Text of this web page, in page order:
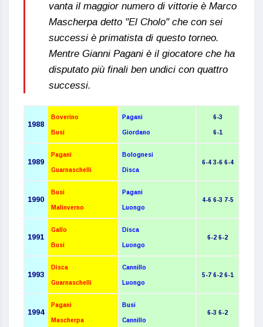
vanta il maggior numero di vittorie è Marco
Mascherpa detto "El Cholo" che con sei
successi è primatista di questo torneo.
Mentre Gianni Pagani è il giocatore che ha
disputato più finali ben undici con quattro
successi.
1988
Boverino
Busi
Pagani
Giordano
6-3
6-1
1989
Pagani
Guarnaschelli
Bolognesi
Disca
6-4 3-6 6-4
1990
Busi
Malinverno
Pagani
Luongo
4-6 6-3 7-5
1991
Gallo
Busi
Disca
Luongo
6-2 6-2
1993
Disca
Guarnaschelli
Cannillo
Luongo
5-7 6-2 6-1
1994
Pagani
Mascherpa
Busi
Cannillo
6-3 6-2